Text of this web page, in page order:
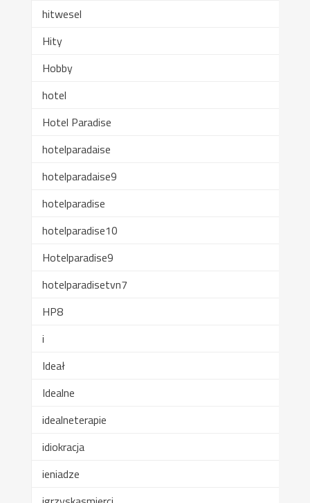
hitwesel
Hity
Hobby
hotel
Hotel Paradise
hotelparadaise
hotelparadaise9
hotelparadise
hotelparadise10
Hotelparadise9
hotelparadisetvn7
HP8
i
Ideał
Idealne
idealneterapie
idiokracja
ieniadze